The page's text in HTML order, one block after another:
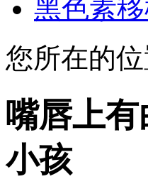
黑色素
您所在的
嘴唇上
小孩